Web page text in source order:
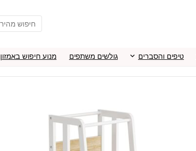
טיפים והסברים גולשים משתפים מנוע חיפוש באמזון